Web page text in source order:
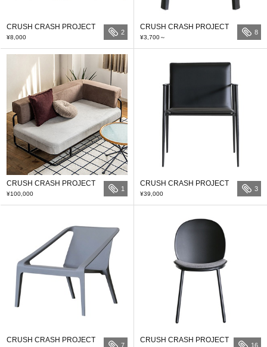
CRUSH CRASH PROJECT
¥8,000
2
CRUSH CRASH PROJECT
¥3,700～
8
CRUSH CRASH PROJECT
¥100,000
1
CRUSH CRASH PROJECT
¥39,000
3
CRUSH CRASH PROJECT
7
CRUSH CRASH PROJECT
16